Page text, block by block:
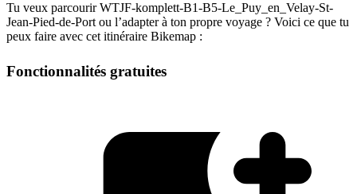
Tu veux parcourir WTJF-komplett-B1-B5-Le_Puy_en_Velay-St-
Jean-Pied-de-Port ou l’adapter à ton propre voyage ? Voici ce que tu
peux faire avec cet itinéraire Bikemap :
Fonctionnalités gratuites